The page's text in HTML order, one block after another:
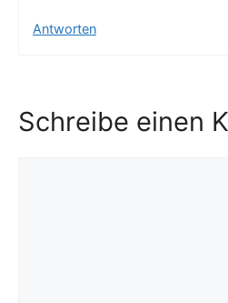
Antworten
Schreibe einen